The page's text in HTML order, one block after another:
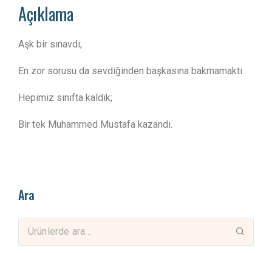
Açıklama
Aşk bir sınavdı;
En zor sorusu da sevdiğinden başkasına bakmamaktı.
Hepimiz sınıfta kaldık;
Bir tek Muhammed Mustafa kazandı.
Ara